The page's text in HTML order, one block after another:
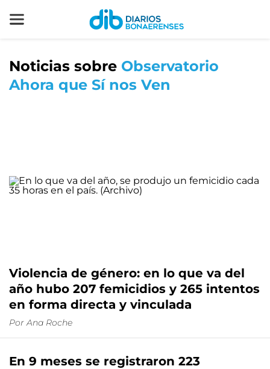
Noticias sobre Observatorio
Ahora que Sí nos Ven
Violencia de género: en lo que va del
año hubo 207 femicidios y 265 intentos
en forma directa y vinculada
Por Ana Roche
En 9 meses se registraron 223